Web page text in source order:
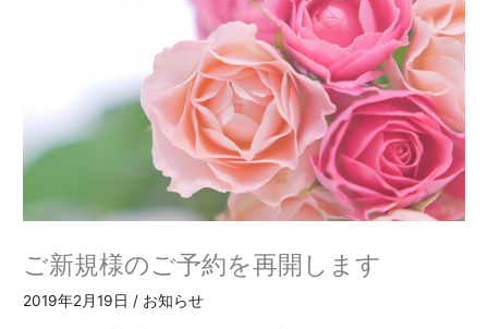
ご新規様のご予約を再開します
2019年2月19日/ お知らせ